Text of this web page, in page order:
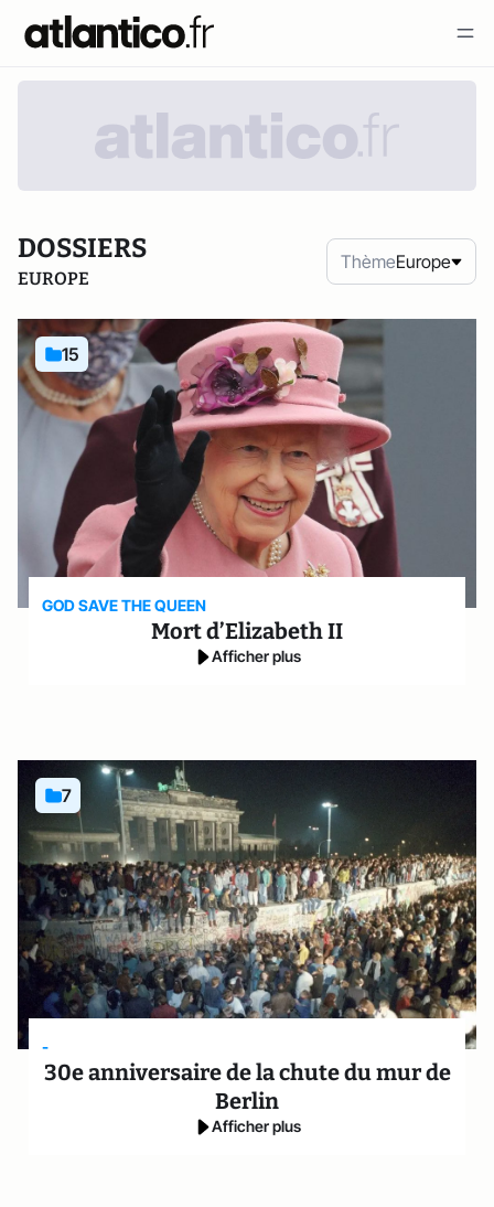
DOSSIERS
EUROPE
ThèmeEurope
15
GOD SAVE THE QUEEN
Mort d’Elizabeth II
Afficher plus
7
-
30e anniversaire de la chute du mur de
Berlin
Afficher plus